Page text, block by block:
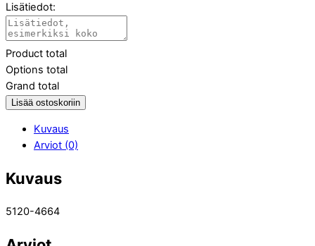
Lisätiedot:
Product total
Options total
Grand total
Lisää ostoskoriin
Kuvaus
Arviot (0)
Kuvaus
5120-4664